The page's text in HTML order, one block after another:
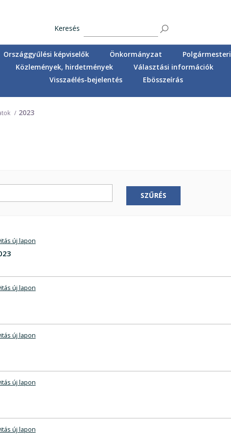
Keresés
Országgyűlési képviselők Önkormányzat
Közlemények, hirdetmények Választási információk
Visszaélés-bejelentés
Ebösszeírás
2023
SZŰRÉS
új lapon
új lapon
új lapon
új lapon
új lapon